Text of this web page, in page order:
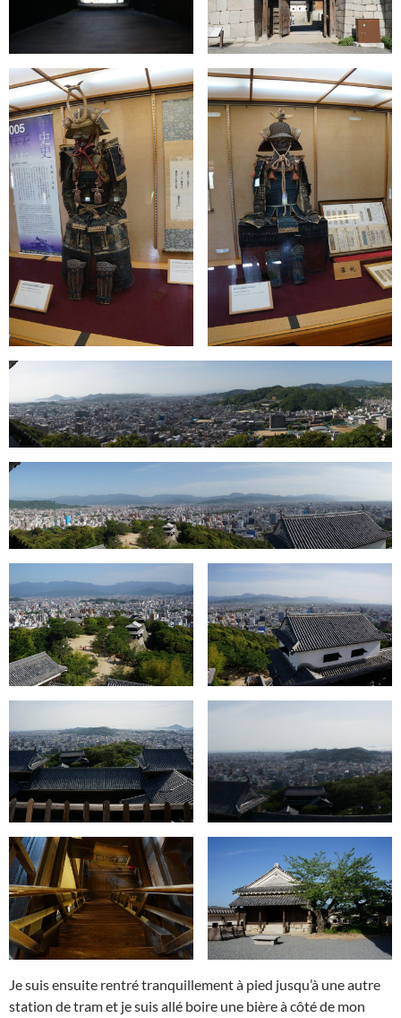
Je suis ensuite rentré tranquillement à pied jusqu’à une autre
station de tram et je suis allé boire une bière à côté de mon